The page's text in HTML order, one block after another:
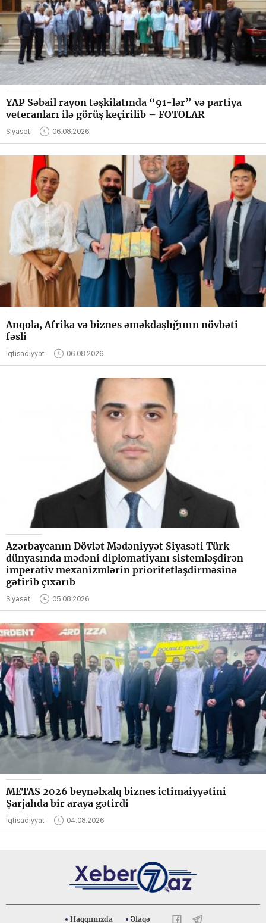
YAP Səbail rayon təşkilatında “91-lər” və partiya
veteranları ilə görüş keçirilib – FOTOLAR
Siyasət 06.08.2026
Anqola, Afrika və biznes əməkdaşlığının növbəti
fəsli
İqtisadiyyat 06.08.2026
Azərbaycanın Dövlət Mədəniyyət Siyasəti Türk
dünyasında mədəni diplomatiyanı sistemləşdirən
imperativ mexanizmlərin prioritetləşdirməsinə
gətirib çıxarıb
Siyasət 05.08.2026
METAS 2026 beynəlxalq biznes ictimaiyyətini
Şarjahda bir araya gətirdi
İqtisadiyyat 04.08.2026
Haqqımızda Əlaqə